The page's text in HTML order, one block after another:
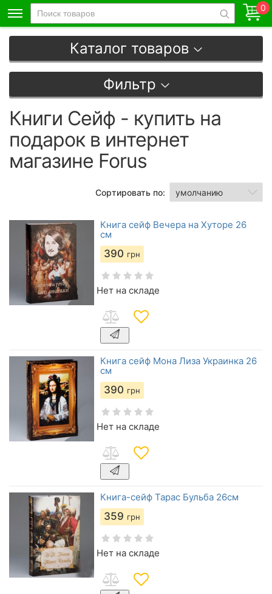
0
Каталог товаров
Фильтр
Книги Сейф - купить на
подарок в интернет
магазине Forus
Сортировать по:
Книга сейф Вечера на Хуторе 26
см
390 грн
Нет на складе
Книга сейф Мона Лиза Украинка 26
см
390 грн
Нет на складе
Книга-сейф Тарас Бульба 26см
359 грн
Нет на складе